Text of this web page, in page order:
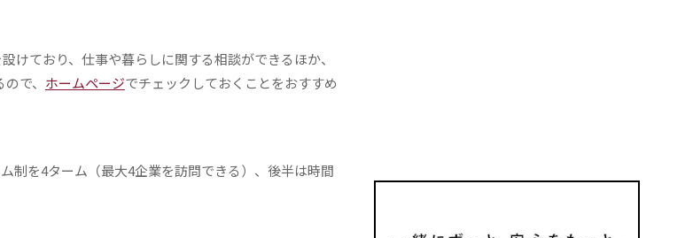
ており、仕事や暮らしに関する相談ができるほか、
で、 ホームページでチェックしておくことをおすすめ
制を4ターム（最大4企業を訪問できる）、後半は時間